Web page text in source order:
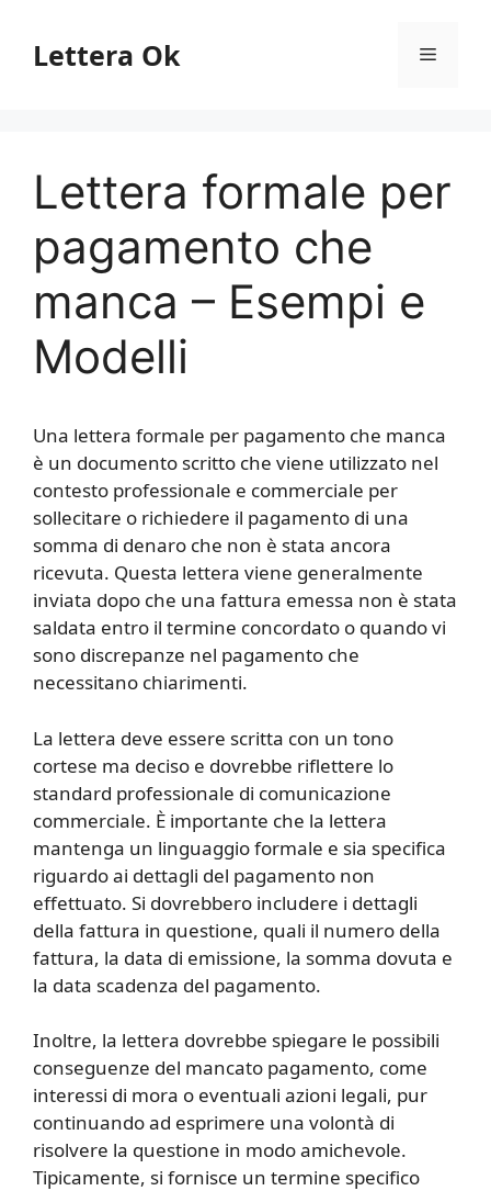
contenuto
Lettera Ok Menu
Lettera formale per
pagamento che
manca – Esempi e
Modelli
Una lettera formale per pagamento che manca
è un documento scritto che viene utilizzato nel
contesto professionale e commerciale per
sollecitare o richiedere il pagamento di una
somma di denaro che non è stata ancora
ricevuta. Questa lettera viene generalmente
inviata dopo che una fattura emessa non è stata
saldata entro il termine concordato o quando vi
sono discrepanze nel pagamento che
necessitano chiarimenti.
La lettera deve essere scritta con un tono
cortese ma deciso e dovrebbe riflettere lo
standard professionale di comunicazione
commerciale. È importante che la lettera
mantenga un linguaggio formale e sia specifica
riguardo ai dettagli del pagamento non
effettuato. Si dovrebbero includere i dettagli
della fattura in questione, quali il numero della
fattura, la data di emissione, la somma dovuta e
la data scadenza del pagamento.
Inoltre, la lettera dovrebbe spiegare le possibili
conseguenze del mancato pagamento, come
interessi di mora o eventuali azioni legali, pur
continuando ad esprimere una volontà di
risolvere la questione in modo amichevole.
Tipicamente, si fornisce un termine specifico